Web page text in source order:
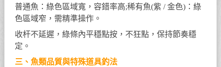
普通魚：綠色區域寬，容錯率高;稀有魚(紫 / 金色)：綠
色區域窄，需精準操作。
收杆不延遲，綠條內平穩點按，不狂點，保持節奏穩
定。
三、魚類品質與特殊道具釣法